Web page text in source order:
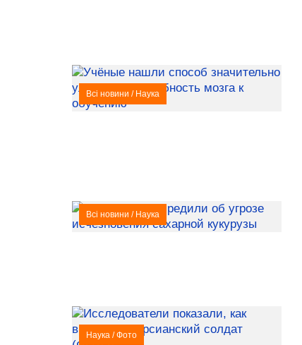
Всі новини / Наука
Всі новини / Наука
Наука /Фото